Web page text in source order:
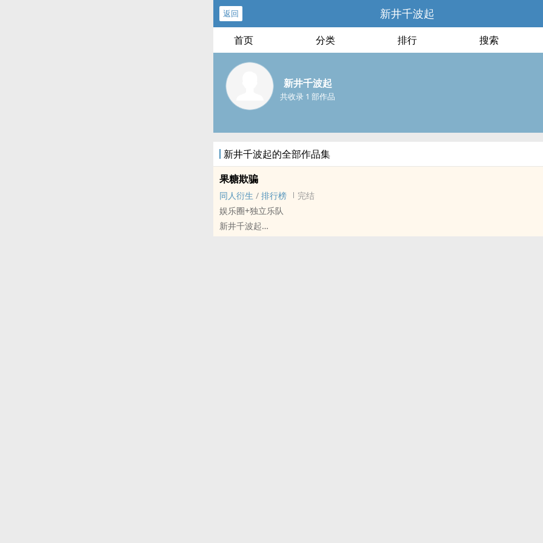
返回 新井千波起
首页 分类 排行 搜索
新井千波起
共收录 1 部作品
新井千波起的全部作品集
果糖欺骗
同人衍生 / 排行榜
完结
娱乐圈+独立乐队
新井千波起